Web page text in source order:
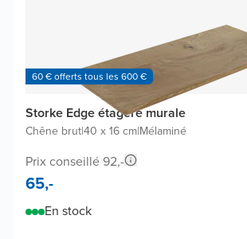
60 € offerts tous les 600 €
Storke Edge étagère murale
Chêne brut|40 x 16 cm|Mélaminé
Prix conseillé 92,-
65,-
En stock